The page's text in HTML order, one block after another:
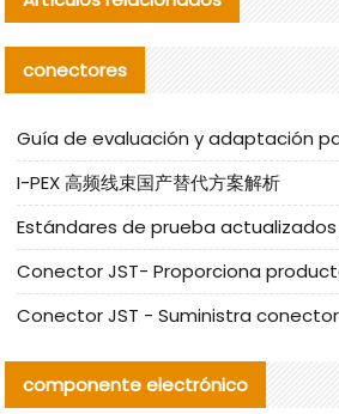
conectores
I-PEX 高频线束国产替代方案解析
componente electrónico